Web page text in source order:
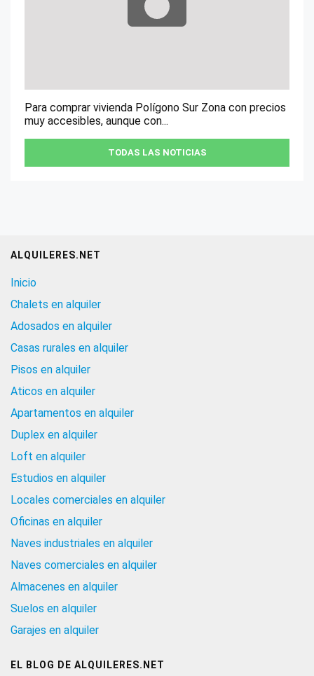
Para comprar vivienda Polígono Sur Zona con precios
muy accesibles, aunque con...
TODAS LAS NOTICIAS
ALQUILERES.NET
Inicio
Chalets en alquiler
Adosados en alquiler
Casas rurales en alquiler
Pisos en alquiler
Aticos en alquiler
Apartamentos en alquiler
Duplex en alquiler
Loft en alquiler
Estudios en alquiler
Locales comerciales en alquiler
Oficinas en alquiler
Naves industriales en alquiler
Naves comerciales en alquiler
Almacenes en alquiler
Suelos en alquiler
Garajes en alquiler
EL BLOG DE ALQUILERES.NET